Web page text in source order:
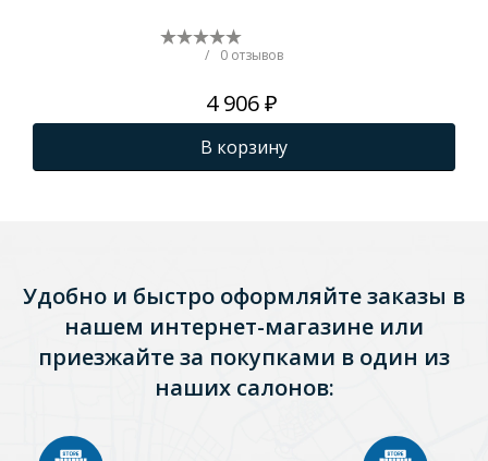
/ 0 отзывов
4 906 ₽
В корзину
Удобно и быстро оформляйте заказы в
нашем интернет-магазине или
приезжайте за покупками в один из
наших салонов: